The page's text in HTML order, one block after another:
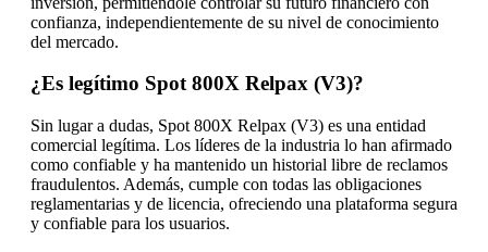
confianza, independientemente de su nivel de conocimiento
del mercado.
¿Es legítimo Spot 800X Relpax (V3)?
Sin lugar a dudas, Spot 800X Relpax (V3) es una entidad
comercial legítima. Los líderes de la industria lo han afirmado
como confiable y ha mantenido un historial libre de reclamos
fraudulentos. Además, cumple con todas las obligaciones
reglamentarias y de licencia, ofreciendo una plataforma segura
y confiable para los usuarios.